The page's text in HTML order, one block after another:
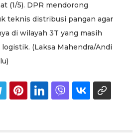
(1/5). DPR mendorong
teknis distribusi pangan agar
di wilayah 3T yang masih
(Laksa Mahendra/Andi